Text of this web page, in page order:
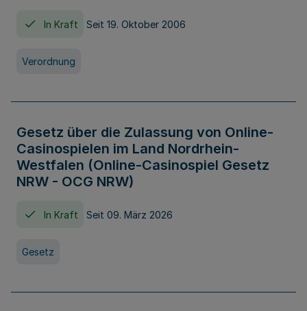
In Kraft Seit 19. Oktober 2006
Verordnung
Gesetz über die Zulassung von Online-
Casinospielen im Land Nordrhein-
Westfalen (Online-Casinospiel Gesetz
NRW - OCG NRW)
In Kraft Seit 09. März 2026
Gesetz